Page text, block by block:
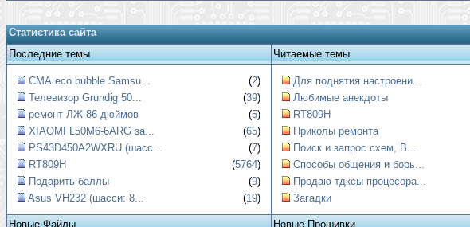
Статистика сайта
Последние темы
Читаемые темы
СМА eco bubble Samsu... (2)
Телевизор Grundig 50...
(39)
ремонт ЛЖ 86 дюймов
(5)
XIAOMI L50M6-6ARG за...
(65)
PS43D450A2WXRU (шасс...
(7)
RT809H
(5764)
Подарить баллы
(9)
Asus VH232 (шасси: 8...
(19)
Для поднятия настроени...
Любимые анекдоты
RT809H
Приколы ремонта
Поиск и запрос схем, B...
Способы общения и борь...
Продаю тдксы процесора...
Загадки
Новые Файлы Новые Прошивки